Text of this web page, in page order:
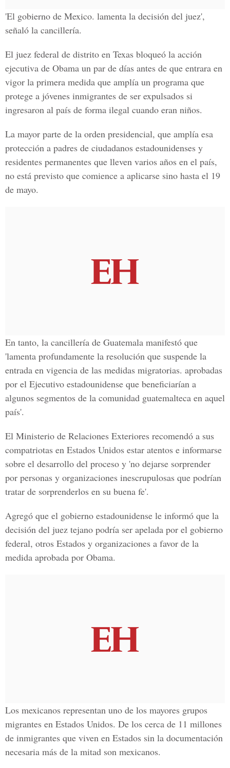
'El gobierno de Mexico. lamenta la decisión del juez',
señaló la cancillería.
El juez federal de distrito en Texas bloqueó la acción
ejecutiva de Obama un par de días antes de que entrara en
vigor la primera medida que amplía un programa que
protege a jóvenes inmigrantes de ser expulsados si
ingresaron al país de forma ilegal cuando eran niños.
La mayor parte de la orden presidencial, que amplía esa
protección a padres de ciudadanos estadounidenses y
residentes permanentes que lleven varios años en el país,
no está previsto que comience a aplicarse sino hasta el 19
de mayo.
En tanto, la cancillería de Guatemala manifestó que
'lamenta profundamente la resolución que suspende la
entrada en vigencia de las medidas migratorias. aprobadas
por el Ejecutivo estadounidense que beneficiarían a
algunos segmentos de la comunidad guatemalteca en aquel
país'.
El Ministerio de Relaciones Exteriores recomendó a sus
compatriotas en Estados Unidos estar atentos e informarse
sobre el desarrollo del proceso y 'no dejarse sorprender
por personas y organizaciones inescrupulosas que podrían
tratar de sorprenderlos en su buena fe'.
Agregó que el gobierno estadounidense le informó que la
decisión del juez tejano podría ser apelada por el gobierno
federal, otros Estados y organizaciones a favor de la
medida aprobada por Obama.
Los mexicanos representan uno de los mayores grupos
migrantes en Estados Unidos. De los cerca de 11 millones
de inmigrantes que viven en Estados sin la documentación
necesaria más de la mitad son mexicanos.